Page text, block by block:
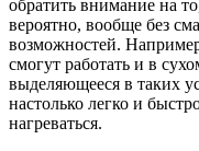
обратить внимание на
вероятно, вообще без
возможностей.
смогут работать и в
выделяющееся в таких
настолько легко и
нагреваться.